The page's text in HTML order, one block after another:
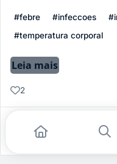
#febre #infeccoes
#temperatura corporal
Leia mais
2
Gostei